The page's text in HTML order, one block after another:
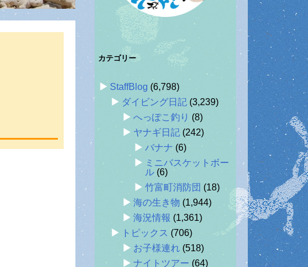
カテゴリー
StaffBlog (6,798)
ダイビング日記 (3,239)
へっぽこ釣り (8)
ヤナギ日記 (242)
バナナ (6)
ミニバスケットボー
ル (6)
竹富町消防団 (18)
海の生き物 (1,944)
海況情報 (1,361)
トピックス (706)
お子様連れ (518)
ナイトツアー (64)